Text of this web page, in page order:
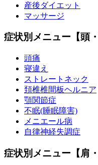
産後ダイエット
マッサージ
症状別メニュー【頭・
頭痛
寝違え
ストレートネック
頚椎椎間板ヘルニア
顎関節症
不眠(睡眠障害)
メニエール病
自律神経失調症
症状別メニュー【肩・